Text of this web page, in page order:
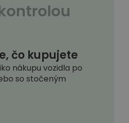
čo kupujete
nákupu vozidla po
so stočeným